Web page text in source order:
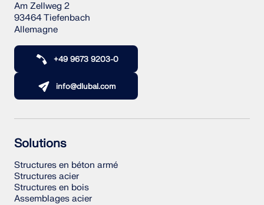
Am Zellweg 2
93464 Tiefenbach
Allemagne
+49 9673 9203-0
info@dlubal.com
Solutions
Structures en béton armé
Structures acier
Structures en bois
Assemblages acier